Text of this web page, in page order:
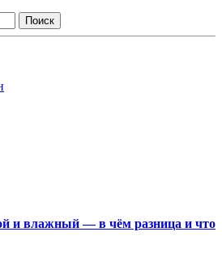
и влажный — в чём разница и что